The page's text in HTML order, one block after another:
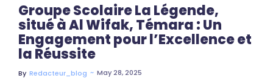
Groupe Scolaire La Légende,
situé à Al Wifak, Témara : Un
Engagement pour l’Excellence et
la Réussite
By Redacteur_blog ~ May 28, 2025